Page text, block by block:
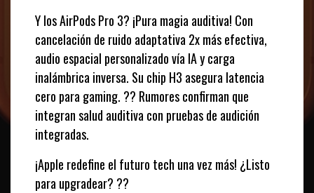
Y los AirPods Pro 3? ¡Pura magia auditiva! Con
cancelación de ruido adaptativa 2x más efectiva,
audio espacial personalizado vía IA y carga
inalámbrica inversa. Su chip H3 asegura latencia
cero para gaming. ?? Rumores confirman que
integran salud auditiva con pruebas de audición
integradas.
¡Apple redefine el futuro tech una vez más! ¿Listo
para upgradear? ??